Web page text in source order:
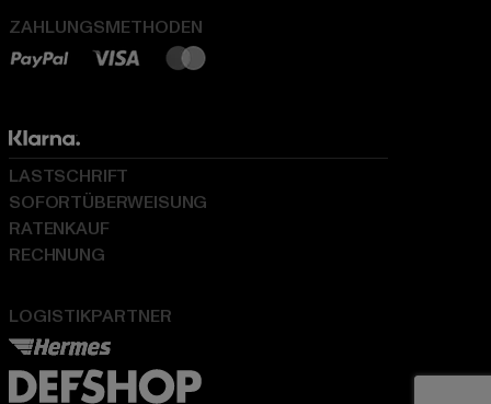
ZAHLUNGSMETHODEN
LOGISTIKPARTNER
LASTSCHRIFT
SOFORTÜBERWEISUNG
RATENKAUF
RECHNUNG